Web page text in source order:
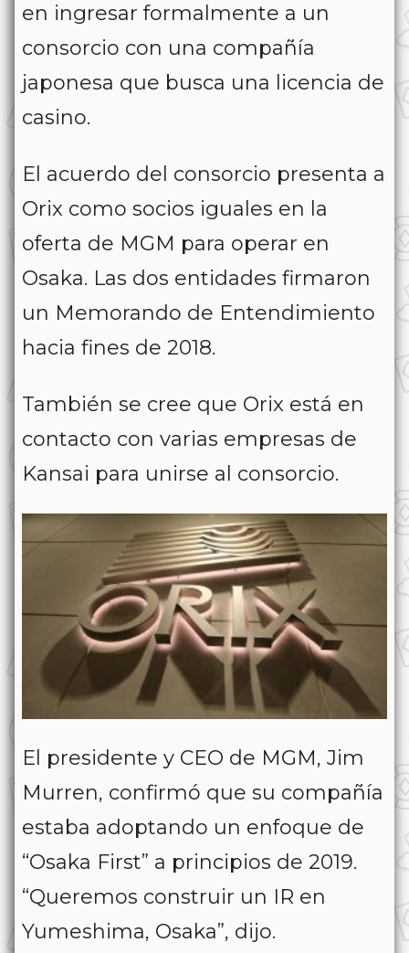
en ingresar formalmente a un
consorcio con una compañía
japonesa que busca una licencia de
casino.
El acuerdo del consorcio presenta a
Orix como socios iguales en la
oferta de MGM para operar en
Osaka. Las dos entidades firmaron
un Memorando de Entendimiento
hacia fines de 2018.
También se cree que Orix está en
contacto con varias empresas de
Kansai para unirse al consorcio.
El presidente y CEO de MGM, Jim
Murren, confirmó que su compañía
estaba adoptando un enfoque de
“Osaka First” a principios de 2019.
“Queremos construir un IR en
Yumeshima, Osaka”, dijo.